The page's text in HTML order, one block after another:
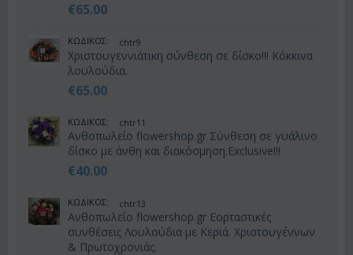
€65.00
ΚΩΔΙΚΟΣ: chtr9
Χριστουγεννιάτικη σύνθεση σε δίσκο!!! Κόκκινα
λουλούδια.
€65.00
ΚΩΔΙΚΟΣ: chtr11
Ανθοπωλείο flowershop.gr Σύνθεση σε γυάλινο
δίσκο με άνθη και διακόσμηση.Exclusive!!!
€40.00
ΚΩΔΙΚΟΣ: chtr13
Ανθοπωλείο flowershop.gr Εορταστικές
συνθέσεις Λουλούδια με Κεριά. Χριστουγέννων
& Πρωτοχρονιάς.